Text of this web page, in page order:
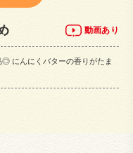
動画あり
◎ にんにくバターの香りがたま